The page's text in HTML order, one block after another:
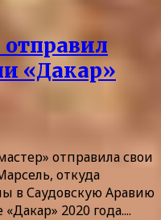
«Дакар»
отправила свои
откуда
в Саудовскую Аравию
2020 года....